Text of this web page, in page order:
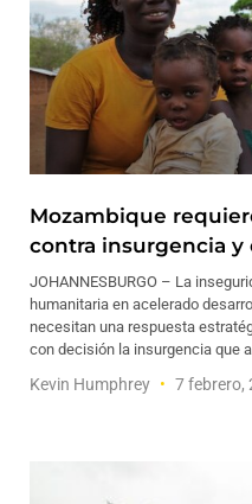
Mozambique
contra insurgencia y
JOHANNESBURGO – La
humanitaria en acelerado
necesitan una respuesta
con decisión la insurgencia que
Kevin Humphrey 7 febrero,